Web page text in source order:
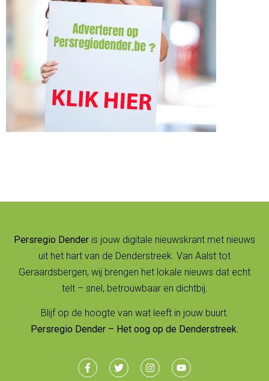
Persregio Dender is jouw digitale nieuwskrant met nieuws
uit het hart van de Denderstreek. Van Aalst tot
Geraardsbergen, wij brengen het lokale nieuws dat echt
telt – snel, betrouwbaar en dichtbij.
Blijf op de hoogte van wat leeft in jouw buurt.
Persregio Dender – Het oog op de Denderstreek.